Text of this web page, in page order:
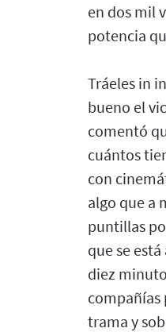
en dos mil
potencia
Tráeles in
bueno el
comentó
cuántos
con
algo que a
puntillas
que se
diez
compañías
trama y